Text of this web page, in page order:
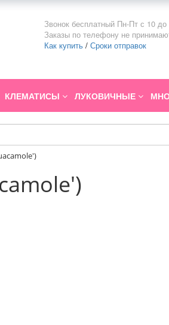
Звонок бесплатный Пн-Пт с 10 до
Заказы по телефону не
Как купить / Сроки отправок
КЛЕМАТИСЫ ЛУКОВИЧНЫЕ